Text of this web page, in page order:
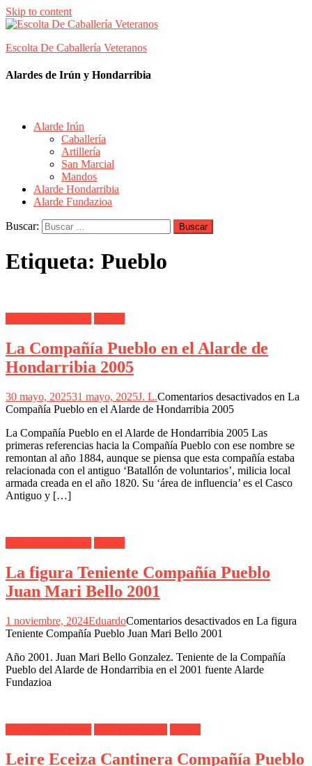
Skip to content
Escolta De Caballería Veteranos
Alardes de Irún y Hondarribia
Alarde Irún
Caballería
Artillería
San Marcial
Mandos
Alarde Hondarribia
Alarde Fundazioa
Buscar:
Etiqueta: Pueblo
La Compañía Pueblo en el Alarde de
Hondarribia 2005
30 mayo, 202531 mayo, 2025J. L.Comentarios desactivados en La
Compañía Pueblo en el Alarde de Hondarribia 2005
La Compañía Pueblo en el Alarde de Hondarribia 2005 Las
primeras referencias hacia la Compañía Pueblo con ese nombre se
remontan al año 1884, aunque se piensa que esta compañía estaba
relacionada con el antiguo ‘Batallón de voluntarios’, milicia local
armada creada en el año 1820. Su ‘área de influencia’ es el Casco
Antiguo y […]
La figura Teniente Compañía Pueblo
Juan Mari Bello 2001
1 noviembre, 2024EduardoComentarios desactivados en La figura
Teniente Compañía Pueblo Juan Mari Bello 2001
Año 2001. Juan Mari Bello Gonzalez. Teniente de la Compañía
Pueblo del Alarde de Hondarribia en el 2001 fuente Alarde
Fundazioa
Leire Eceiza Cantinera Compañía Pueblo